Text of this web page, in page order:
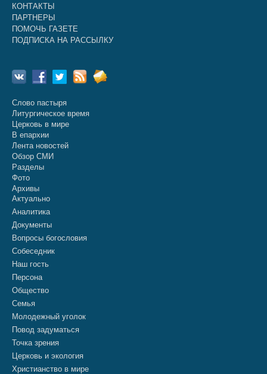
КОНТАКТЫ
ПАРТНЕРЫ
ПОМОЧЬ ГАЗЕТЕ
ПОДПИСКА НА РАССЫЛКУ
Слово пастыря
Литургическое время
Церковь в мире
В епархии
Лента новостей
Обзор СМИ
Разделы
Фото
Архивы
Актуально
Аналитика
Документы
Вопросы богословия
Собеседник
Наш гость
Персона
Общество
Семья
Молодежный уголок
Повод задуматься
Точка зрения
Церковь и экология
Христианство в мире